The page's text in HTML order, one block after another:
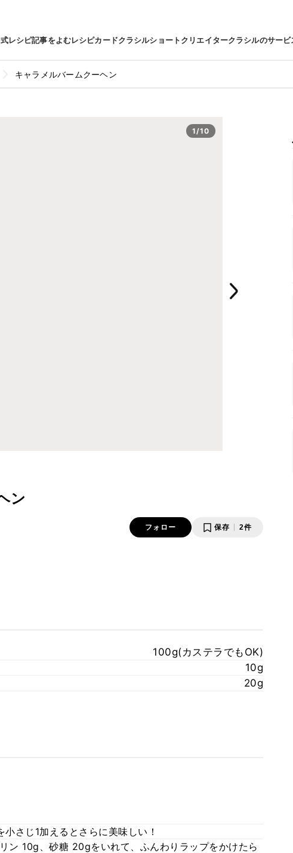
レシピ記事をよむレシピカードクラシルショートクリエイタークラシルのサービ
キャラメルバームクーヘン
1/10
ン
フォロー 保存 2件
100g(カステラでもOK)
10g
20g
さじ1加えるとさらに美味しい！
ン 10g、砂糖 20gをいれて、ふんわりラップをかけたら